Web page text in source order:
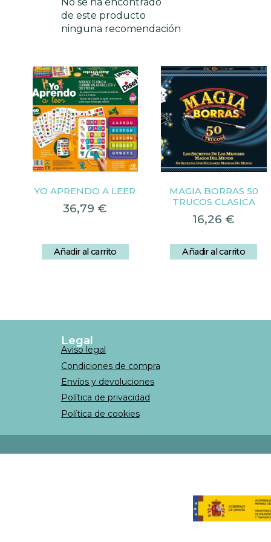
de este producto
ninguna recomendación
YO APRENDO A LEER
36,79 €
Añadir al carrito
MAGIA BORRAS 50
TRUCOS CLASICA
16,26 €
Añadir al carrito
Legal
Aviso legal
Condiciones de compra
Envíos y devoluciones
Política de privacidad
Política de cookies